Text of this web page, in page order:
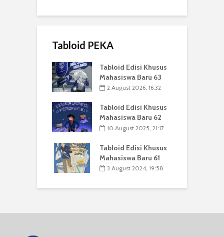
Tabloid PEKA
Tabloid Edisi Khusus
Mahasiswa Baru 63
2 August 2026, 16:32
Tabloid Edisi Khusus
Mahasiswa Baru 62
10 August 2025, 21:17
Tabloid Edisi Khusus
Mahasiswa Baru 61
3 August 2024, 19:58